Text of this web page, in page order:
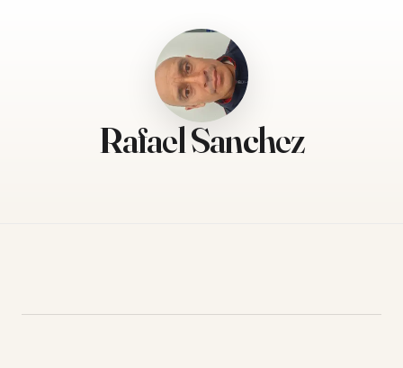
Rafael Sanchez